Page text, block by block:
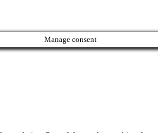
Manage consent